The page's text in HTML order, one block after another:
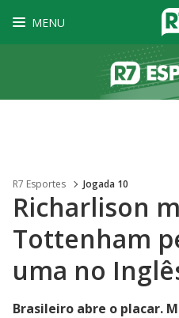
MENU
R7 Esportes Jogada 10
Richarlison
Tottenham
uma no
Brasileiro abre o placar.